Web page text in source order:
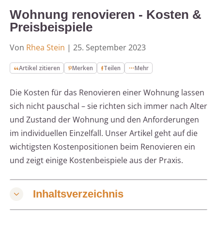
Wohnung renovieren - Kosten &
Preisbeispiele
Von Rhea Stein | 25. September 2023
Artikel zitieren Merken Teilen Mehr
Die Kosten für das Renovieren einer Wohnung lassen
sich nicht pauschal – sie richten sich immer nach Alter
und Zustand der Wohnung und den Anforderungen
im individuellen Einzelfall. Unser Artikel geht auf die
wichtigsten Kostenpositionen beim Renovieren ein
und zeigt einige Kostenbeispiele aus der Praxis.
Inhaltsverzeichnis